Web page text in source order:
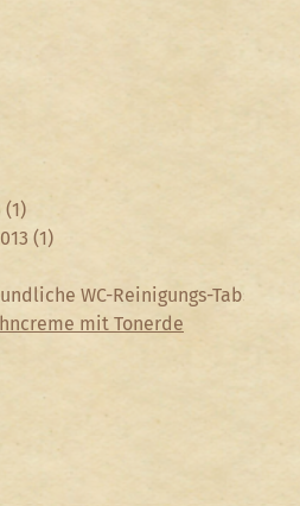
(1)
(1)
WC-Reinigungs-Tabs
mit Tonerde